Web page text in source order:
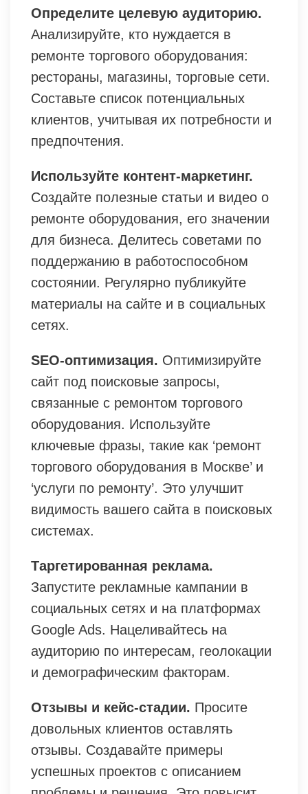
Определите целевую аудиторию.
Анализируйте, кто нуждается в
ремонте торгового оборудования:
рестораны, магазины, торговые сети.
Составьте список потенциальных
клиентов, учитывая их потребности и
предпочтения.
Используйте контент-маркетинг.
Создайте полезные статьи и видео о
ремонте оборудования, его значении
для бизнеса. Делитесь советами по
поддержанию в работоспособном
состоянии. Регулярно публикуйте
материалы на сайте и в социальных
сетях.
SEO-оптимизация. Оптимизируйте
сайт под поисковые запросы,
связанные с ремонтом торгового
оборудования. Используйте
ключевые фразы, такие как ‘ремонт
торгового оборудования в Москве’ и
‘услуги по ремонту’. Это улучшит
видимость вашего сайта в поисковых
системах.
Таргетированная реклама.
Запустите рекламные кампании в
социальных сетях и на платформах
Google Ads. Нацеливайтесь на
аудиторию по интересам, геолокации
и демографическим факторам.
Отзывы и кейс-стадии. Просите
довольных клиентов оставлять
отзывы. Создавайте примеры
успешных проектов с описанием